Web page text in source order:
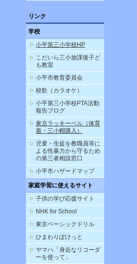
リンク
学校
小平第三小学校HP
こだいら三小放課後子ど
も教室
小平市教育委員会
校歌（カラオケ）
小平第三小学校PTA活動
報告ブログ
東京ラッキーベル（体育
着・三小帽購入）
児童・生徒を教職員等に
よる性暴力から守るため
の第三者相談窓口
小平市ハザードマップ
家庭学習に使えるサイト
子供の学び応援サイト
NHK for School
東京ベーシックドリル
ひまわりぽけっと
ヤマハ「身近なリコーダ
ーを使って」